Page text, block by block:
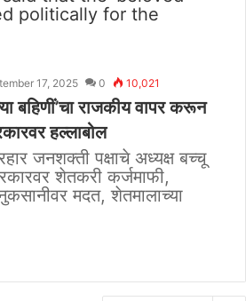
17, 2025 0 10,021
बहिणीं’चा राजकीय वापर करून
हल्लाबोल
जनशक्ती पक्षाचे अध्यक्ष बच्चू
शेतकरी कर्जमाफी,
मदत, शेतमालाच्या